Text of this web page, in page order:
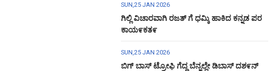
SUN,25 JAN 2026
ಗಿಲ್ಲಿ ವಿಚಾರವಾಗಿ ರಜತ್ ಗೆ ಧಮ್ಕಿ ಹಾಕಿದ ಕನ್ನಡ ಪರ
ಕಾಯ೯ಕತ೯
SUN,25 JAN 2026
ಬಿಗ್ ಬಾಸ್ ಟ್ರೋಫಿ ಗೆದ್ದ ಬೆನ್ನಲ್ಲೇ ಡಿಬಾಸ್ ದಶ೯ನ್